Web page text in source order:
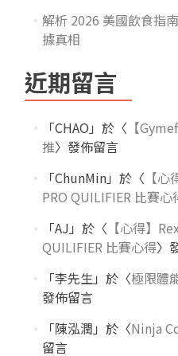
解析 2026 美國飲食指
據真相
近期留言
「CHAO 」於〈 【
推〉發佈留言
「ChunMin」於〈 【
PRO QUILIFIER 比賽心
「AJ 」於〈 【心得】
QUILIFIER 比賽心得〉
「李先生」於〈極限體
發佈留言
「陳泓潤 」於〈Ninja
留言